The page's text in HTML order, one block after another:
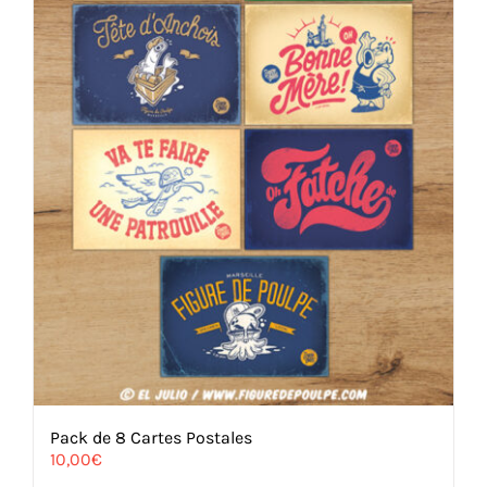
sur
la
page
du
produit
Pack de 8 Cartes Postales
10,00€